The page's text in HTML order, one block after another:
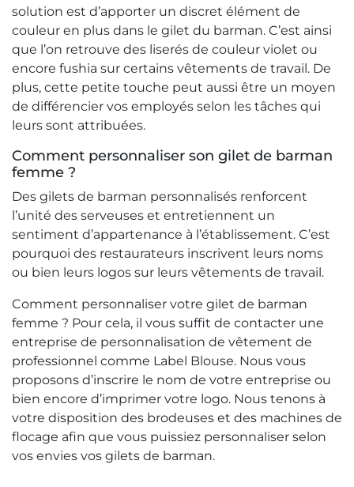
solution est d’apporter un discret élément de
couleur en plus dans le gilet du barman. C’est ainsi
que l’on retrouve des liserés de couleur violet ou
encore fushia sur certains vêtements de travail. De
plus, cette petite touche peut aussi être un moyen
de différencier vos employés selon les tâches qui
leurs sont attribuées.
Comment personnaliser son gilet de barman
femme ?
Des gilets de barman personnalisés renforcent
l’unité des serveuses et entretiennent un
sentiment d’appartenance à l’établissement. C’est
pourquoi des restaurateurs inscrivent leurs noms
ou bien leurs logos sur leurs vêtements de travail.
Comment personnaliser votre gilet de barman
femme ? Pour cela, il vous suffit de contacter une
entreprise de personnalisation de vêtement de
professionnel comme Label Blouse. Nous vous
proposons d’inscrire le nom de votre entreprise ou
bien encore d’imprimer votre logo. Nous tenons à
votre disposition des brodeuses et des machines de
flocage afin que vous puissiez personnaliser selon
vos envies vos gilets de barman.